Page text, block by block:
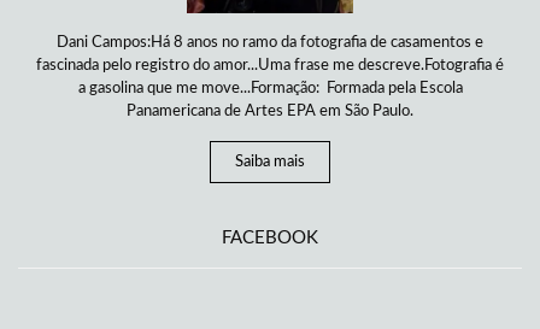
Dani Campos:Há 8 anos no ramo da fotografia de casamentos e
fascinada pelo registro do amor...Uma frase me descreve.Fotografia é
a gasolina que me move...Formação: Formada pela Escola
Panamericana de Artes EPA em São Paulo.
Saiba mais
FACEBOOK